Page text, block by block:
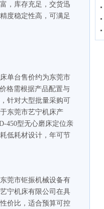
，库存充足，交货迅
度稳定性高，可满足
单台售价约为东莞市
格需根据产品配置与
针对大型批量采购可
东莞市艺宁机床产
450型无心磨床定位亲
低耗材设计，年可节
莞市钜振机械设备有
宁机床有限公司在具
价比，适合预算可控